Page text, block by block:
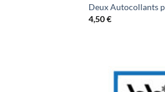
Deux Autocollants
4,50€